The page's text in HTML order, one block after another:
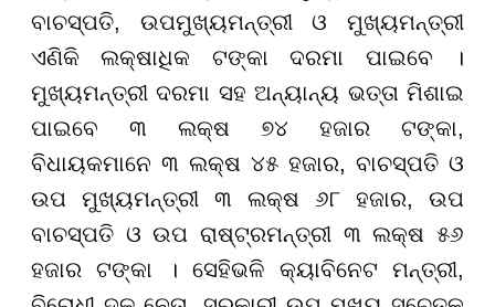
ବାଚସ୍ପତି, ଉପମୁଖ୍ୟମନ୍ତ୍ରୀ ଓ ମୁଖ୍ୟମନ୍ତ୍ରୀ
ଏଣିକି ଲକ୍ଷାଧିକ ଟଙ୍କା ଦରମା ପାଇବେ ।
ମୁଖ୍ୟମନ୍ତ୍ରୀ ଦରମା ସହ ଅନ୍ୟାନ୍ୟ ଭତ୍ତା ମିଶାଇ
ପାଇବେ ୩ ଲକ୍ଷ ୭୪ ହଜାର ଟଙ୍କା,
ବିଧାୟକମାନେ ୩ ଲକ୍ଷ ୪୫ ହଜାର, ବାଚସ୍ପତି ଓ
ଉପ ମୁଖ୍ୟମନ୍ତ୍ରୀ ୩ ଲକ୍ଷ ୬୮ ହଜାର, ଉପ
ବାଚସ୍ପତି ଓ ଉପ ରାଷ୍ଟ୍ରମନ୍ତ୍ରୀ ୩ ଲକ୍ଷ ୫୬
ହଜାର ଟଙ୍କା । ସେହିଭଳି କ୍ୟାବିନେଟ ମନ୍ତ୍ରୀ,